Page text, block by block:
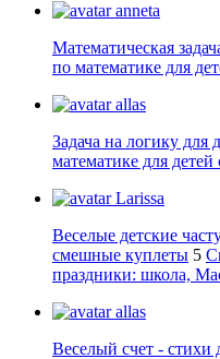
anneta
Математическая
по математике для
allas
Задача на логику для
математике для детей
Larissa
Веселые детские
смешные куплеты 5
праздники: школа,
allas
Веселый счет -